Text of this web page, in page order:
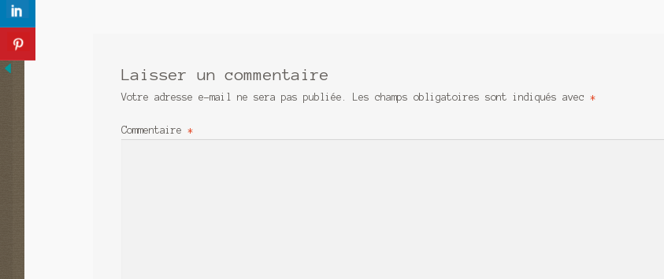
Laisser un commentaire
Votre adresse e-mail ne sera pas publiée. Les champs obligatoires sont indiqués avec*
Commentaire*